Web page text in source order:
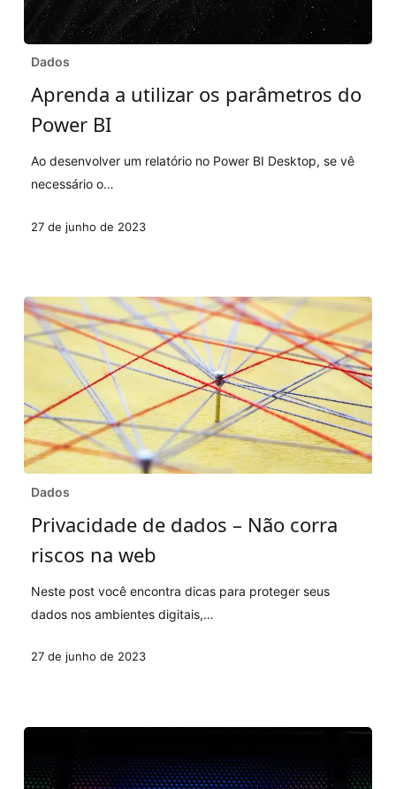
Aprenda
utilizar
os
do
Power
Dados
Aprenda a utilizar os parâmetros do
Power BI
Ao desenvolver um relatório no Power BI Desktop, se vê
necessário o…
27 de junho de 2023
Privacidade
dados
corra
riscos
Dados
Privacidade de dados – Não corra
riscos na web
Neste post você encontra dicas para proteger seus
dados nos ambientes digitais,…
27 de junho de 2023